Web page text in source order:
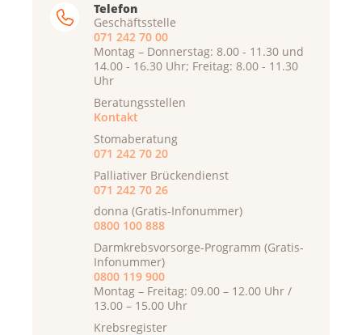
Telefon
Geschäftsstelle
071 242 70 00
Montag – Donnerstag: 8.00 - 11.30 und
14.00 - 16.30 Uhr; Freitag: 8.00 - 11.30
Uhr
Beratungsstellen
Kontakt
Stomaberatung
071 242 70 20
Palliativer Brückendienst
071 242 70 26
donna (Gratis-Infonummer)
0800 100 888
Darmkrebsvorsorge-Programm (Gratis-
Infonummer)
0800 119 900
Montag – Freitag: 09.00 – 12.00 Uhr /
13.00 – 15.00 Uhr
Krebsregister